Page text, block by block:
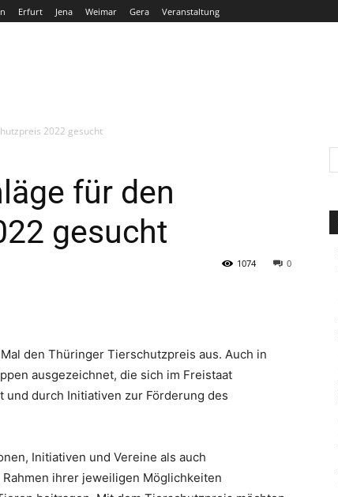
Erfurt Jena Weimar Gera Veranstaltung
2022 gesucht
für den
gesucht
0
1074
den Thüringer Tierschutzpreis aus. Auch in
ausgezeichnet, die sich im Freistaat
durch Initiativen zur Förderung des
Initiativen und Vereine als auch
ihrer jeweiligen Möglichkeiten